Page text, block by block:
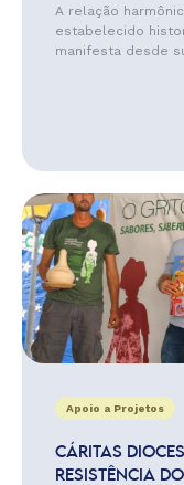
A relação
estabelecido
manifesta desde
Apoio a Projetos
CÁRITAS
RESISTÊNCIA